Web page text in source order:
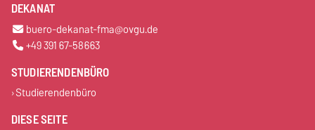
DEKANAT
buero-dekanat-fma@ovgu.de
+49 391 67-58663
STUDIERENDENBÜRO
Studierendenbüro
DIESE SEITE